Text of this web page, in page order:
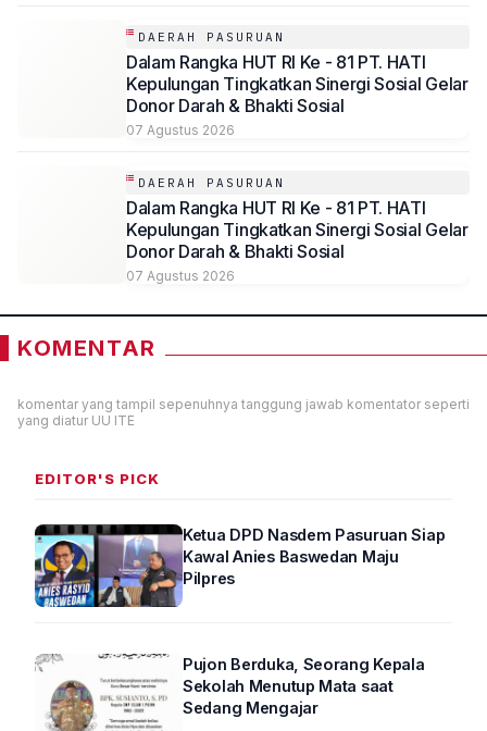
DAERAH PASURUAN
Dalam Rangka HUT RI Ke - 81 PT. HATI
Kepulungan Tingkatkan Sinergi Sosial Gelar
Donor Darah & Bhakti Sosial
07 Agustus 2026
DAERAH PASURUAN
Dalam Rangka HUT RI Ke - 81 PT. HATI
Kepulungan Tingkatkan Sinergi Sosial Gelar
Donor Darah & Bhakti Sosial
07 Agustus 2026
KOMENTAR
komentar yang tampil sepenuhnya tanggung jawab komentator seperti
yang diatur UU ITE
EDITOR'S PICK
Ketua DPD Nasdem Pasuruan Siap
Kawal Anies Baswedan Maju
Pilpres
Pujon Berduka, Seorang Kepala
Sekolah Menutup Mata saat
Sedang Mengajar